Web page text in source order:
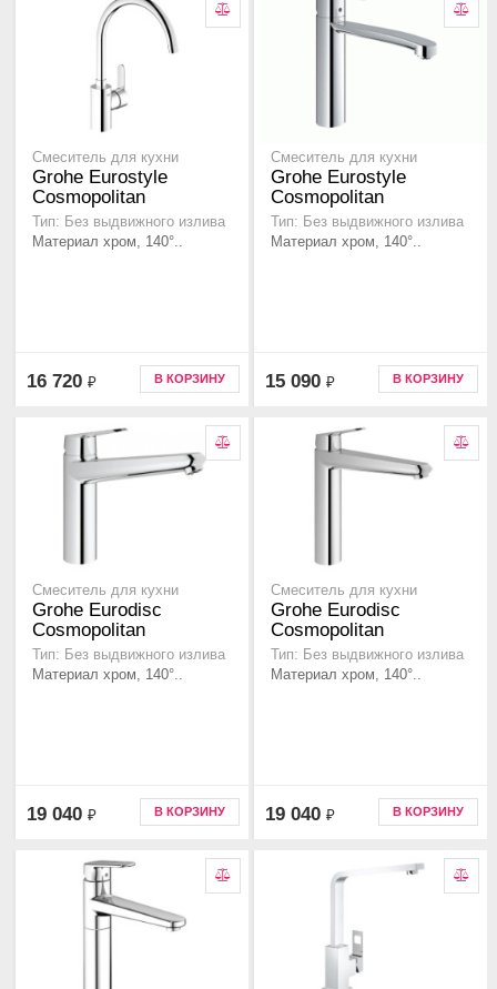
Смеситель для кухни
Grohe Eurostyle
Cosmopolitan
Тип: Без выдвижного излива
Материал хром, 140°..
16 720 ₽ В КОРЗИНУ
Смеситель для кухни
Grohe Eurostyle
Cosmopolitan
Тип: Без выдвижного излива
Материал хром, 140°..
15 090 ₽ В КОРЗИНУ
Смеситель для кухни
Grohe Eurodisc
Cosmopolitan
Тип: Без выдвижного излива
Материал хром, 140°..
19 040 ₽ В КОРЗИНУ
Смеситель для кухни
Grohe Eurodisc
Cosmopolitan
Тип: Без выдвижного излива
Материал хром, 140°..
19 040 ₽ В КОРЗИНУ